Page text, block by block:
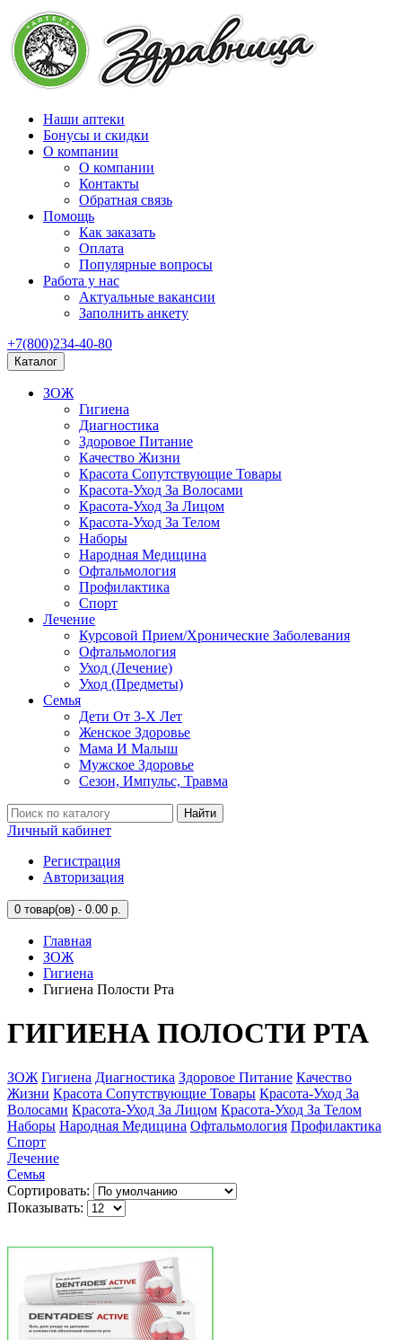
Наши аптеки
Бонусы и скидки
О компании
О компании
Контакты
Обратная связь
Помощь
Как заказать
Оплата
Популярные вопросы
Работа у нас
Актуальные вакансии
Заполнить анкету
+7(800)234-40-80
Каталог
ЗОЖ
Гигиена
Диагностика
Здоровое Питание
Качество Жизни
Красота Сопутствующие Товары
Красота-Уход За Волосами
Красота-Уход За Лицом
Красота-Уход За Телом
Наборы
Народная Медицина
Офтальмология
Профилактика
Спорт
Лечение
Курсовой Прием/Хронические Заболевания
Офтальмология
Уход (Лечение)
Уход (Предметы)
Семья
Дети От 3-Х Лет
Женское Здоровье
Мама И Малыш
Мужское Здоровье
Сезон, Импульс, Травма
Найти
Личный кабинет
Регистрация
Авторизация
0 товар(ов) - 0.00 р.
Главная
ЗОЖ
Гигиена
Гигиена Полости Рта
ГИГИЕНА ПОЛОСТИ РТА
ЗОЖ Гигиена Диагностика Здоровое Питание Качество
Жизни Красота Сопутствующие Товары Красота-Уход За
Волосами Красота-Уход За Лицом Красота-Уход За Телом
Наборы Народная Медицина Офтальмология Профилактика
Спорт
Лечение
Семья
Сортировать:
Показывать: